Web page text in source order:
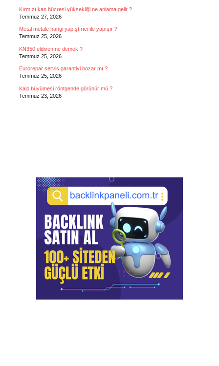
Kırmızı kan hücresi yüksekliği ne anlama gelir ?
Temmuz 27, 2026
Metal metale hangi yapıştırıcı ile yapışır ?
Temmuz 25, 2026
KN350 eldiven ne demek ?
Temmuz 25, 2026
Eurorepar servis garantiyi bozar mı ?
Temmuz 25, 2026
Kalp büyümesi röntgende görünür mü ?
Temmuz 23, 2026